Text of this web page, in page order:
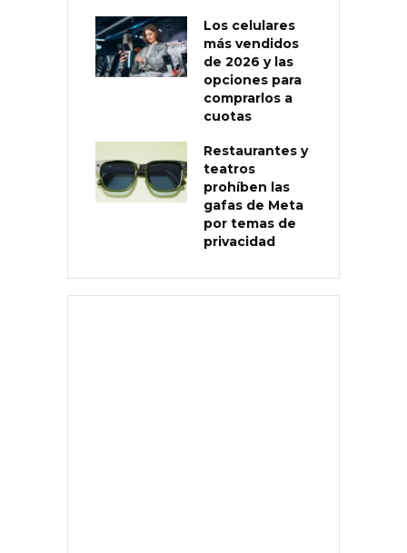
Los celulares
más vendidos
de 2026 y las
opciones para
comprarlos a
cuotas
Restaurantes y
teatros
prohíben las
gafas de Meta
por temas de
privacidad